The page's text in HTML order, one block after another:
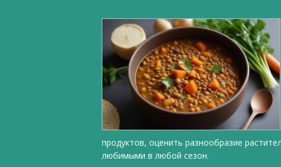
продуктов, оценить разнообразие
любимыми в любой сезон.